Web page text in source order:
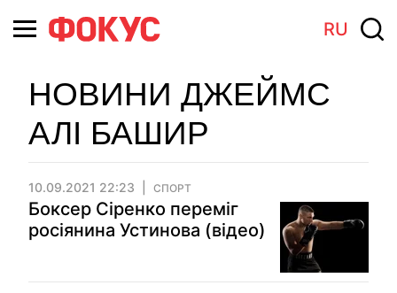
RU
НОВИНИ ДЖЕЙМС
АЛІ БАШИР
10.09.2021 22:23 СПОРТ
Боксер Сіренко переміг
росіянина Устинова (відео)